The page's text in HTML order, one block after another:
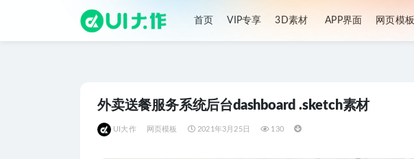
首页 VIP专享 3D素材 APP界面 网页模板
外卖送餐服务系统后台dashboard .sketch素材
UI大作 网页模板 2021年3月25日 130